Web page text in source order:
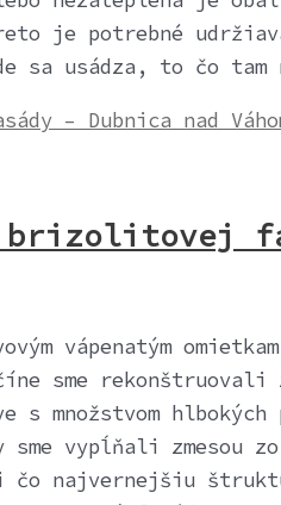
je potrebné
sa usádza, to čo tam
– Dubnica nad
brizolitovej
vápenatým
sme rekonštruovali
s množstvom
sme vypĺňali zmesou
čo najvernejšiu